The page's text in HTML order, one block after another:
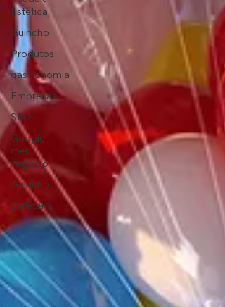
Estética
Guincho
Produtos
gastronomia
Empresas
SEO
Google
meu
negócio
Guincho
Cafeteria